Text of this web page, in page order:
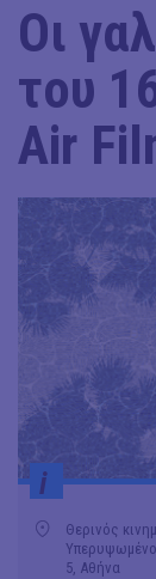
Οι
του
Air
i
Θερινός
Υπερυψωμένο
5, Αθήνα